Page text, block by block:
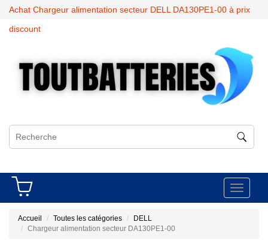
Achat Chargeur alimentation secteur DELL DA130PE1-00 à prix
discount
Toggle
Accueil Toutes les catégories
DELL
Chargeur alimentation secteur DA130PE1-00